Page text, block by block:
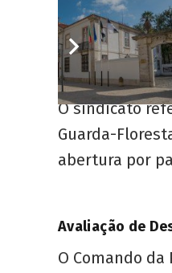
número de
Suplemento de
O sindicato
Guarda-
abertura por
Avaliação de
O Comando